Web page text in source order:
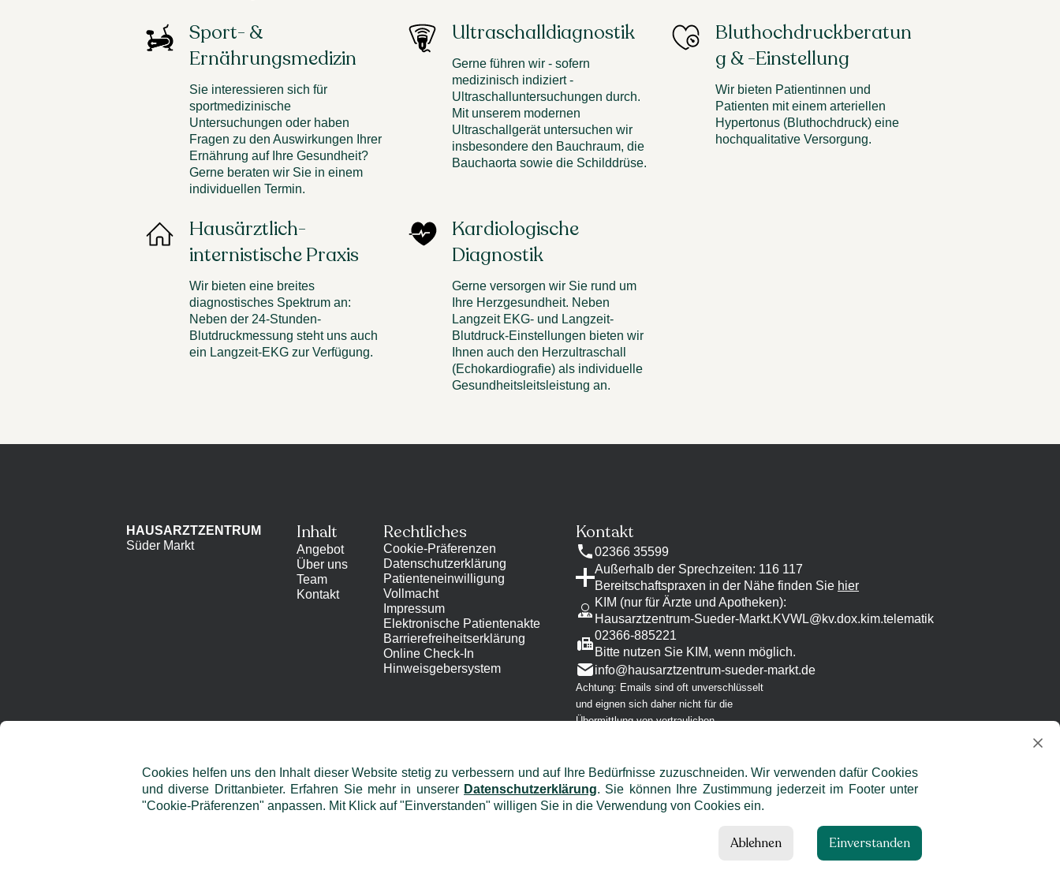
Sport- &
Ernährungsmedizin
Sie interessieren sich für
sportmedizinische
Untersuchungen oder haben
Fragen zu den Auswirkungen Ihrer
Ernährung auf Ihre Gesundheit?
Gerne beraten wir Sie in einem
individuellen Termin.
Ultraschalldiagnostik
Gerne führen wir - sofern
medizinisch indiziert -
Ultraschalluntersuchungen durch.
Mit unserem modernen
Ultraschallgerät untersuchen wir
insbesondere den Bauchraum, die
Bauchaorta sowie die Schilddrüse.
Bluthochdruckberatun
g & -Einstellung
Wir bieten Patientinnen und
Patienten mit einem arteriellen
Hypertonus (Bluthochdruck) eine
hochqualitative Versorgung.
Hausärztlich-
internistische Praxis
Wir bieten eine breites
diagnostisches Spektrum an:
Neben der 24-Stunden-
Blutdruckmessung steht uns auch
ein Langzeit-EKG zur Verfügung.
Kardiologische
Diagnostik
Gerne versorgen wir Sie rund um
Ihre Herzgesundheit. Neben
Langzeit EKG- und Langzeit-
Blutdruck-Einstellungen bieten wir
Ihnen auch den Herzultraschall
(Echokardiografie) als individuelle
Gesundheitsleitsleistung an.
Cookies helfen uns den Inhalt dieser Website stetig zu verbessern und auf Ihre Bedürfnisse zuzuschneiden. Wir verwenden dafür Cookies
und diverse Drittanbieter. Erfahren Sie mehr in unserer Datenschutzerklärung. Sie können Ihre Zustimmung jederzeit im Footer unter
"Cookie-Präferenzen" anpassen. Mit Klick auf "Einverstanden" willigen Sie in die Verwendung von Cookies ein.
Ablehnen Einverstanden
HAUSARZTZENTRUM
Süder Markt
Inhalt
Angebot
Über uns
Team
Kontakt
Rechtliches
Cookie-Präferenzen
Datenschutzerklärung
Patienteneinwilligung
Vollmacht
Impressum
Elektronische Patientenakte
Barrierefreiheitserklärung
Online Check-In
Hinweisgebersystem
Kontakt
02366 35599
Außerhalb der Sprechzeiten: 116 117
Bereitschaftspraxen in der Nähe finden Sie hier
KIM (nur für Ärzte und Apotheken):
Hausarztzentrum-Sueder-Markt.KVWL@kv.dox.kim.telematik
02366-885221
Bitte nutzen Sie KIM, wenn möglich.
info@hausarztzentrum-sueder-markt.de
Achtung: Emails sind oft unverschlüsselt
und eignen sich daher nicht für die
Übermittlung von vertraulichen